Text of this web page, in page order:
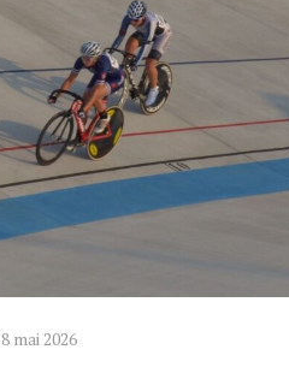
mai 2026